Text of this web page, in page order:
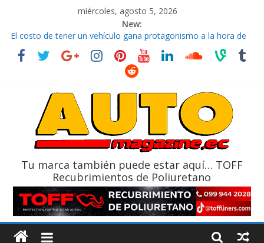
miércoles, agosto 5, 2026
New:
El costo de tener un vehículo gana protagonismo a la hora de
decidir
Ultima película ‘Spider‑Man: Brand New Day’ pone en escena a
La Vuelta al Ecuador 2026, edición 47ª, recorre 7 provincias en 8
La FEDAK recibe 12 Sinotruk Bolden para cubrir las rutas de La
Tu marca también puede estar aquí… TOFF
Recubrimientos de Poliuretano